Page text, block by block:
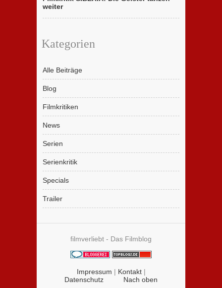
weiter
Kategorien
Alle Beiträge
Blog
Filmkritiken
News
Serien
Serienkritik
Specials
Trailer
filmverliebt - Das Filmblog
Impressum | Kontakt|
Datenschutz
Nach oben